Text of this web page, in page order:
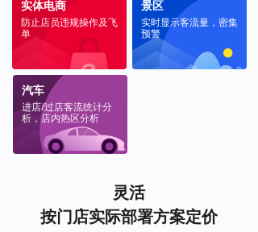
实体电商
防止店员违规操作及飞
单
景区
实时显示客流量，密集
预警
汽车
进店/过店客流统计分
析，店内热区分析
灵活
按门店实际部署方案定价